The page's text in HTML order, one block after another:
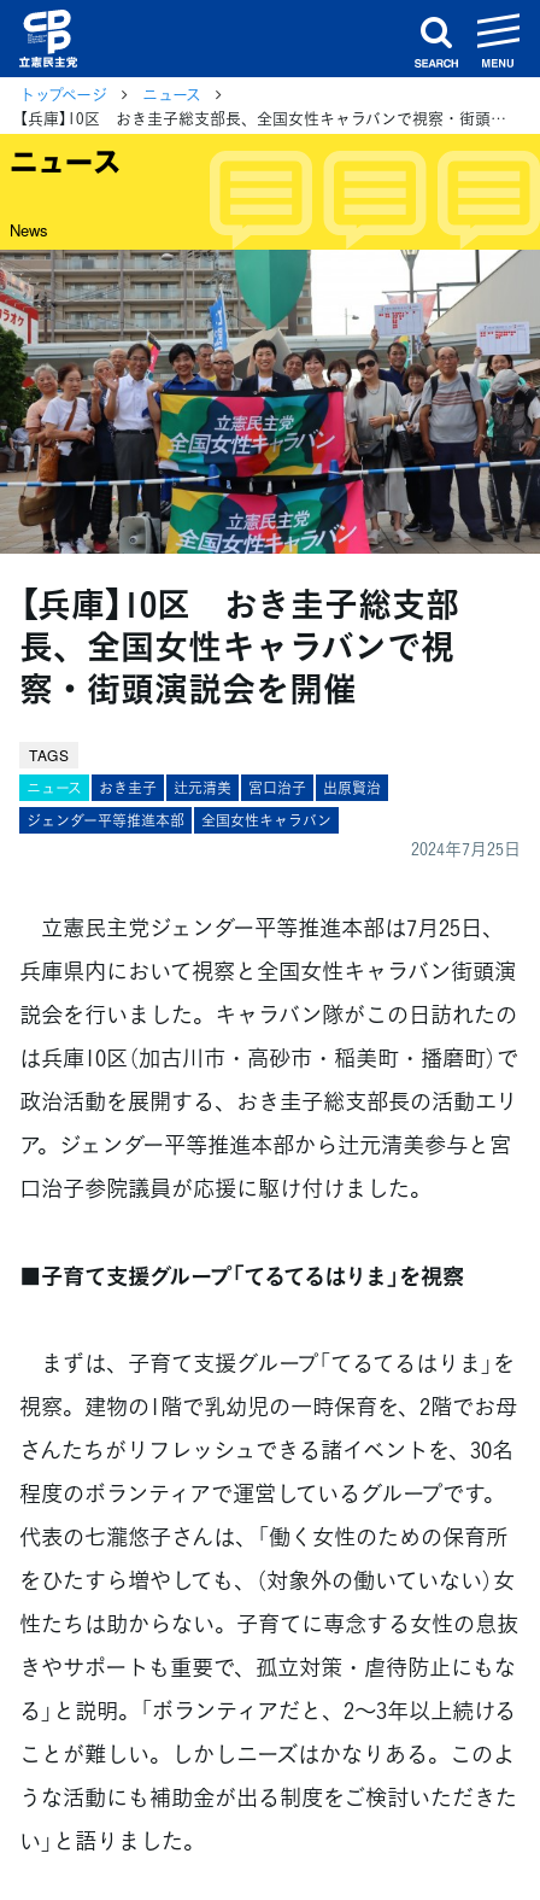
search
トップページ
ニュース
【兵庫】10区 おき圭子総支部長、全国女性キャラバンで視察・街頭演説会を開催
ニュース
News
【兵庫】10区 おき圭子総支部
長、全国女性キャラバンで視
察・街頭演説会を開催
TAGS
ニュース おき圭子 辻元清美 宮口治子
出原賢治
ジェンダー平等推進本部
全国女性キャラバン
2024年7月25日
立憲民主党ジェンダー平等推進本部は7月25日、
兵庫県内において視察と全国女性キャラバン街頭演
説会を行いました。キャラバン隊がこの日訪れたの
は兵庫10区（加古川市・高砂市・稲美町・播磨町）で
政治活動を展開する、おき圭子総支部長の活動エリ
ア。ジェンダー平等推進本部から辻元清美参与と宮
口治子参院議員が応援に駆け付けました。
■子育て支援グループ「てるてるはりま」を視察
まずは、子育て支援グループ「てるてるはりま」を
視察。建物の1階で乳幼児の一時保育を、2階でお母
さんたちがリフレッシュできる諸イベントを、30名
程度のボランティアで運営しているグループです。
代表の七瀧悠子さんは、「働く女性のための保育所
をひたすら増やしても、（対象外の働いていない）女
性たちは助からない。子育てに専念する女性の息抜
きやサポートも重要で、孤立対策・虐待防止にもな
る」と説明。「ボランティアだと、2～3年以上続ける
ことが難しい。しかしニーズはかなりある。このよ
うな活動にも補助金が出る制度をご検討いただきた
い」と語りました。